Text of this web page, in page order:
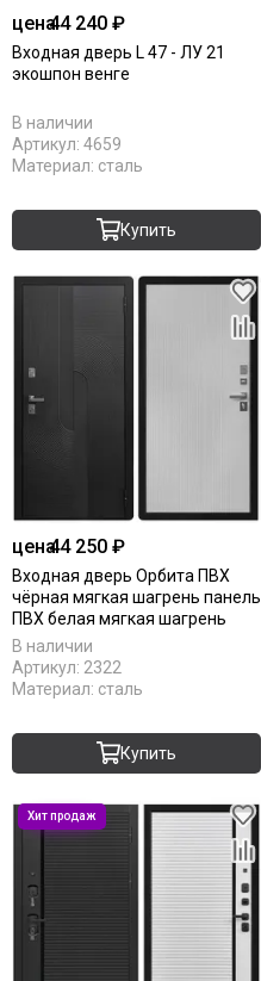
цена44 240 ₽
Входная дверь L 47 - ЛУ 21
экошпон венге
В наличии
Артикул: 4659
Материал: сталь
Купить
цена44 250 ₽
Входная дверь Орбита ПВХ
чёрная мягкая шагрень панель
ПВХ белая мягкая шагрень
В наличии
Артикул: 2322
Материал: сталь
Купить